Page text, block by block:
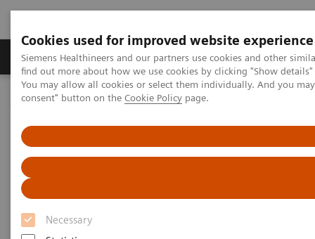
Cookies used for improved website experience
Siemens Healthineers and our partners use cookies and other
find out more about how we use cookies by clicking "Show
You may allow all cookies or select them individually. And you
consent" button on the Cookie Policy page.
Necessary
Продукція та сервіси Клінічні галузі
Домашня Клінічні галузі Women's Health
The importance of TORCH
testing in prenatal care